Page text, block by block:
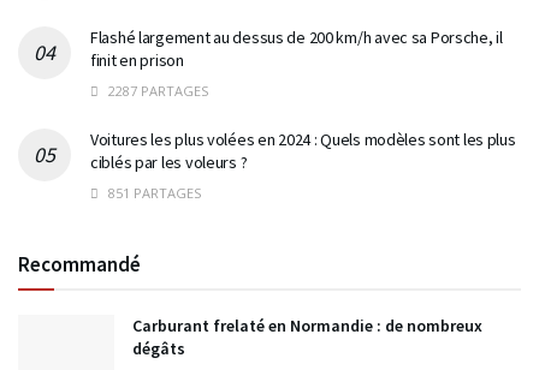
Flashé largement au dessus de 200 km/h avec sa Porsche, il
finit en prison
2287 PARTAGES
Voitures les plus volées en 2024 : Quels modèles sont les plus
ciblés par les voleurs ?
851 PARTAGES
Recommandé
Carburant frelaté en Normandie : de nombreux
dégâts